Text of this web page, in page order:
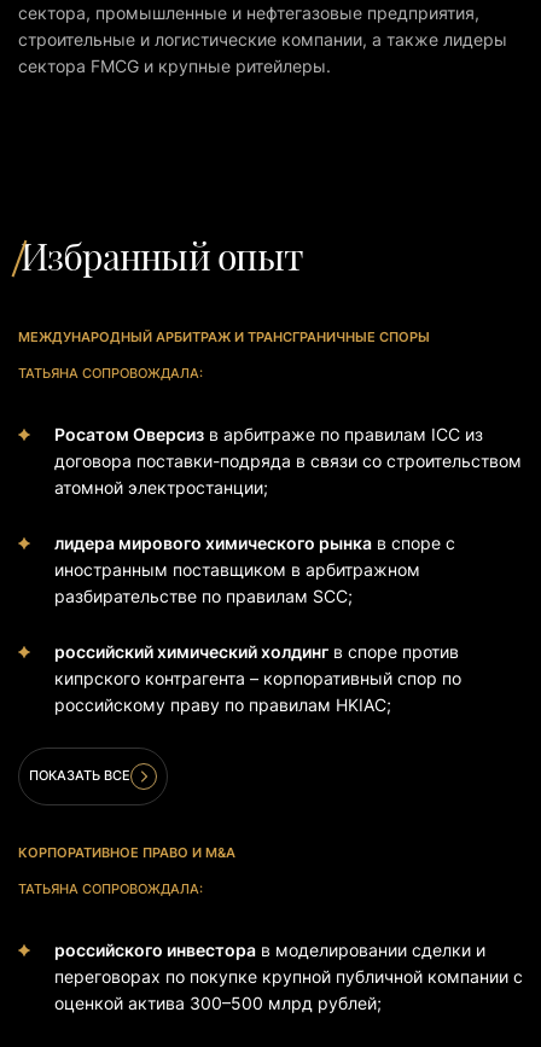
сектора, промышленные и нефтегазовые предприятия,
строительные и логистические компании, а также лидеры
сектора FMCG и крупные ритейлеры.
Избранный опыт
МЕЖДУНАРОДНЫЙ АРБИТРАЖ И ТРАНСГРАНИЧНЫЕ СПОРЫ
ТАТЬЯНА СОПРОВОЖДАЛА:
Росатом Оверсиз в арбитраже по правилам ICC из
договора поставки-подряда в связи со строительством
атомной электростанции;
лидера мирового химического рынка в споре с
иностранным поставщиком в арбитражном
разбирательстве по правилам SCC;
российский химический холдинг в споре против
кипрского контрагента – корпоративный спор по
российскому праву по правилам HKIAC;
ПОКАЗАТЬ ВСЕ
КОРПОРАТИВНОЕ ПРАВО И M&A
ТАТЬЯНА СОПРОВОЖДАЛА:
российского инвестора в моделировании сделки и
переговорах по покупке крупной публичной компании с
оценкой актива 300–500 млрд рублей;